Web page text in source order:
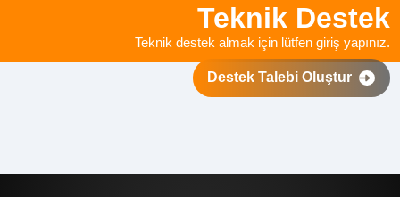
Teknik Destek
Teknik destek almak için lütfen giriş yapınız.
Destek Talebi Oluştur